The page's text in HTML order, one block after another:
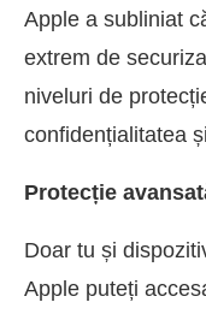
Apple a subliniat
extrem de
niveluri de
confidențialitatea
Protecție
Doar tu și
Apple puteți